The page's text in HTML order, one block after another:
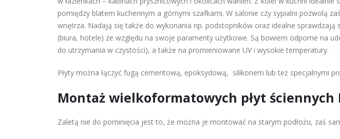
pomiędzy blatem kuchennym a górnymi szafkami. W salonie czy sypialni pozwolą
wnętrza. Nadają się także do wykonania np. podstopników oraz idealne sprawdzają
(biura, hotele) ze względu na swoje paramenty użytkowe. Są bowiem odporne na
do utrzymania w czystości), a także na promieniowane UV i wysokie temperatury.
Płyty można łączyć fugą cementową, epoksydową, silikonem lub też specjalnymi
Montaż wielkoformatowych płyt ściennych
Zaletą nie do pominięcia jest to, że można je montować na starym podłożu, zaś